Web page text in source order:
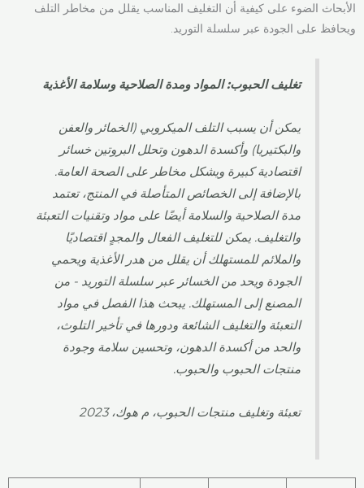
الأبحاث الضوء على كيفية أن التغليف المناسب يقلل من مخاطر التلف
ويحافظ على الجودة عبر سلسلة التوريد.
تغليف الحبوب: المواد ومدة الصلاحية وسلامة الأغذية
يمكن أن يسبب التلف الميكروبي (الخمائر والعفن
والبكتيريا) وأكسدة الدهون وتحلل البروتين خسائر
اقتصادية كبيرة ويشكل مخاطر على الصحة العامة.
بالإضافة إلى الخصائص المتأصلة في المنتج، تعتمد
مدة الصلاحية والسلامة أيضًا على مواد وتقنيات التعبئة
والتغليف. يمكن للتغليف الفعال والمجدٍ اقتصاديًا
والملائم للمستهلك أن يقلل من هدر الأغذية ويحمي
الجودة ويحد من الخسائر عبر سلسلة التوريد - من
المصنع إلى المستهلك. يبحث هذا الفصل في مواد
التعبئة والتغليف الشائعة ودورها في تأخير التلوث،
والحد من أكسدة الدهون، وتحسين سلامة وجودة
منتجات الحبوب والحبوب.
تعبئة وتغليف منتجات الحبوب، م هوك، 2023